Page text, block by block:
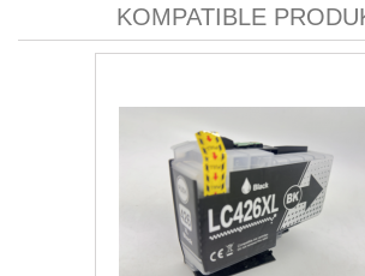
KOMPATIBLE